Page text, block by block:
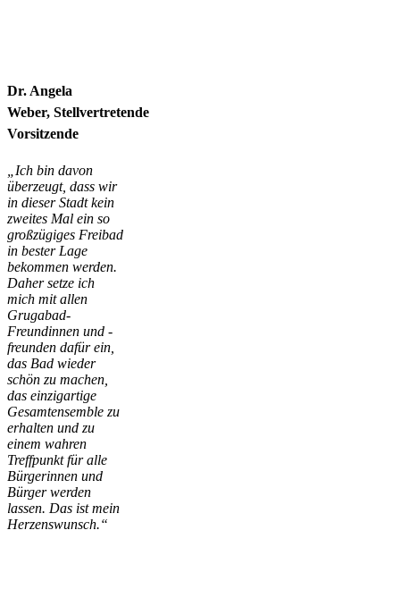
Dr. Angela
Weber, Stellvertretende
Vorsitzende
„Ich bin davon
überzeugt, dass wir
in dieser Stadt kein
zweites Mal ein so
großzügiges Freibad
in bester Lage
bekommen werden.
Daher setze ich
mich mit allen
Grugabad-
Freundinnen und -
freunden dafür ein,
das Bad wieder
schön zu machen,
das einzigartige
Gesamtensemble zu
erhalten und zu
einem wahren
Treffpunkt für alle
Bürgerinnen und
Bürger werden
lassen. Das ist mein
Herzenswunsch.“